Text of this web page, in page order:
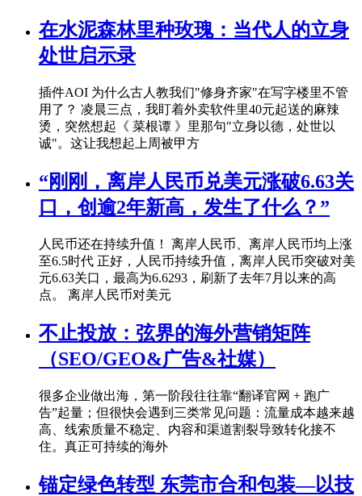
在水泥森林里种玫瑰：当代人的立身
处世启示录
插件AOI 为什么古人教我们"修身齐家"在写字楼里不管
用了？ 凌晨三点，我盯着外卖软件里40元起送的麻辣
烫，突然想起《 菜根谭 》里那句"立身以德，处世以
诚"。这让我想起上周被甲方
“刚刚，离岸人民币兑美元涨破6.63关
口，创逾2年新高，发生了什么？”
人民币还在持续升值！ 离岸人民币、离岸人民币均上涨
至6.5时代 正好，人民币持续升值，离岸人民币突破对美
元6.63关口，最高为6.6293，刷新了去年7月以来的高
点。 离岸人民币对美元
不止投放：弦界的海外营销矩阵
（SEO/GEO&广告&社媒）
很多企业做出海，第一阶段往往靠“翻译官网 + 跑广
告”起量；但很快会遇到三类常见问题：流量成本越来越
高、线索质量不稳定、内容和渠道割裂导致转化接不
住。真正可持续的海外
锚定绿色转型 东莞市合和包装—以技